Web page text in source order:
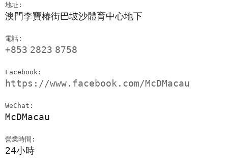
地址:
澳門李寶椿街巴坡沙體育中心地下
電話:
+853 2823 8758
Facebook:
https://www.facebook.com/McDMacau
WeChat:
McDMacau
營業時間:
24小時